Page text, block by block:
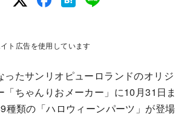
ト広告を使用しています
ったサンリオピューロランドのオリジ
「ちゃんりおメーカー」に10月31日ま
種類の「ハロウィーンパーツ」が登場